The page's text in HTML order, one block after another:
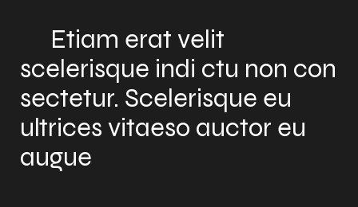
Etiam erat velit
scelerisque indi ctu non con
sectetur. Scelerisque eu
ultrices vitaeso auctor eu
augue